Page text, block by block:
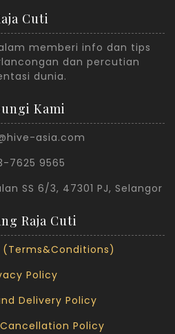
Cuti
memberi info dan tips
dan percutian
dunia.
Kami
asia.com
7625 9565
SS 6/3, 47301 PJ, Selangor
Raja Cuti
(Terms&Conditions)
Policy
Delivery Policy
Policy